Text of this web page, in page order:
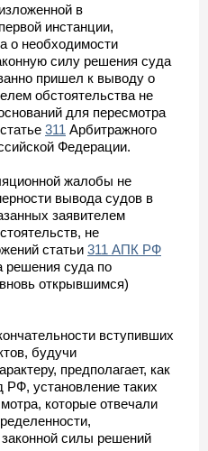
в
инстанции,
о необходимости
силу решения суда
пришел к выводу о
обстоятельства не
для пересмотра
311 Арбитражного
Федерации.
жалобы не
вывода судов в
заявителем
не
статьи 311 АПК РФ
решения суда по
открывшимся)
вступивших
будучи
предполагает, как
установление таких
которые отвечали
силы решений